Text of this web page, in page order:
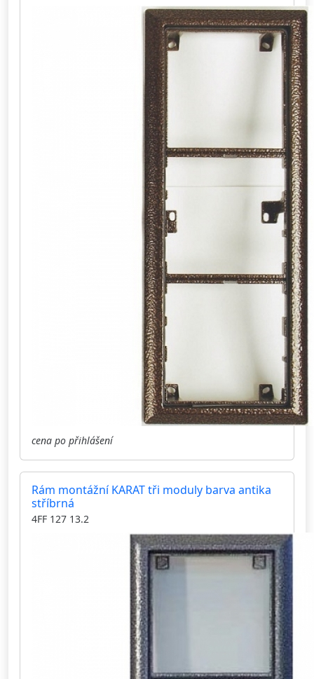
cena po přihlášení
Rám montážní KARAT tři moduly barva antika
stříbrná
4FF 127 13.2